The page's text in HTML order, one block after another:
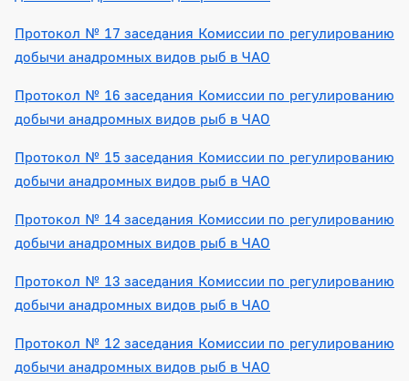
Протокол № 17 заседания Комиссии по регулированию
добычи анадромных видов рыб в ЧАО
Протокол № 16 заседания Комиссии по регулированию
добычи анадромных видов рыб в ЧАО
Протокол № 15 заседания Комиссии по регулированию
добычи анадромных видов рыб в ЧАО
Протокол № 14 заседания Комиссии по регулированию
добычи анадромных видов рыб в ЧАО
Протокол № 13 заседания Комиссии по регулированию
добычи анадромных видов рыб в ЧАО
Протокол № 12 заседания Комиссии по регулированию
добычи анадромных видов рыб в ЧАО